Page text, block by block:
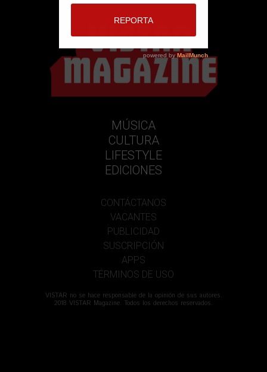
MÚSICA
CULTURA
LIFESTYLE
EDICIONES
CONTÁCTANOS
VACANTES
PUBLICIDAD
SUSCRIPCIÓN
APPS
TÉRMINOS DE USO
VISTAR no se hace responsable de la opinión de sus autores.
2018 VISTAR Magazine. Todos los derechos reservados.